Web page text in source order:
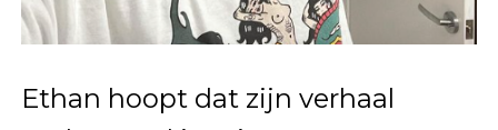
Ethan hoopt dat zijn verhaal